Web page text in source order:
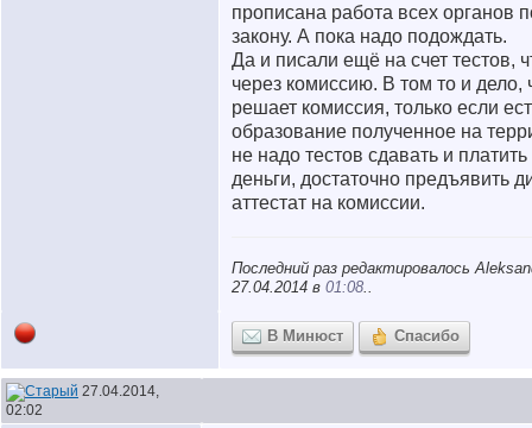
прописана работа всех органов
закону. А пока надо подождать.
Да и писали ещё на счет тестов,
через комиссию. В том то и дело,
решает комиссия, только если
образование полученное на
не надо тестов сдавать и платить
деньги, достаточно предъявить
аттестат на комиссии.
Последний раз редактировалось
27.04.2014 в 01:08..
В Минюст Спасибо
27.04.2014,
02:02